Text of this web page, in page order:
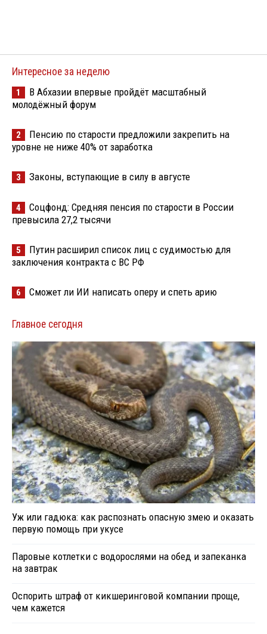
Интересное за неделю
1
В Абхазии впервые пройдёт масштабный
молодёжный форум
2
Пенсию по старости предложили закрепить на
уровне не ниже 40% от заработка
3 Законы, вступающие в силу в августе
4
Соцфонд: Средняя пенсия по старости в России
превысила 27,2 тысячи
5
Путин расширил список лиц с судимостью для
заключения контракта с ВС РФ
6 Сможет ли ИИ написать оперу и спеть арию
Главное сегодня
Уж или гадюка: как распознать опасную змею и оказать
первую помощь при укусе
Паровые котлетки с водорослями на обед и запеканка
на завтрак
Оспорить штраф от кикшеринговой компании проще,
чем кажется